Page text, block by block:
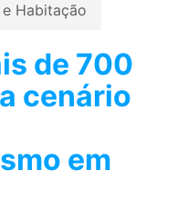
Habitação
de 700
cenário
em